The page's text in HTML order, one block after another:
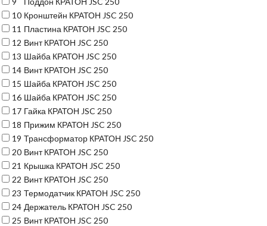
10 Кронштейн КРАТОН JSC 250
11 Пластина КРАТОН JSC 250
12 Винт КРАТОН JSC 250
13 Шайба КРАТОН JSC 250
14 Винт КРАТОН JSC 250
15 Шайба КРАТОН JSC 250
16 Шайба КРАТОН JSC 250
17 Гайка КРАТОН JSC 250
18 Прижим КРАТОН JSC 250
19 Трансформатор КРАТОН JSC 250
20 Винт КРАТОН JSC 250
21 Крышка КРАТОН JSC 250
22 Винт КРАТОН JSC 250
23 Термодатчик КРАТОН JSC 250
24 Держатель КРАТОН JSC 250
25 Винт КРАТОН JSC 250